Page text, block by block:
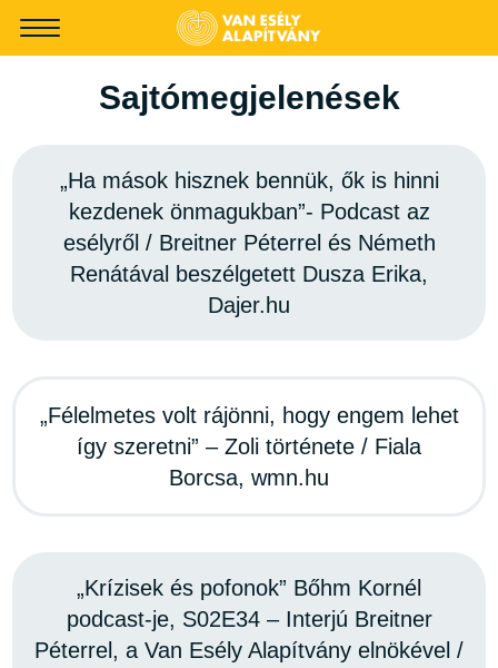
-->
Sajtómegjelenések
„Ha mások hisznek bennük, ők is hinni
kezdenek önmagukban”- Podcast az
esélyről / Breitner Péterrel és Németh
Renátával beszélgetett Dusza Erika,
Dajer.hu
„Félelmetes volt rájönni, hogy engem lehet
így szeretni” – Zoli története / Fiala
Borcsa, wmn.hu
„Krízisek és pofonok” Bőhm Kornél
podcast-je, S02E34 – Interjú Breitner
Péterrel, a Van Esély Alapítvány elnökével /